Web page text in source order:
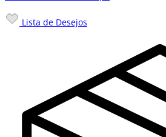
Lista de Desejos